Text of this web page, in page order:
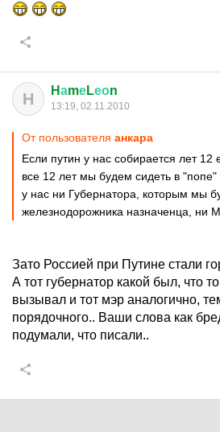
H HаmеLеоn
13:19, 02.11.2010
От пользователя анкара
Если путин у нас собирается лет 12
все 12 лет мы будем сидеть в
у нас ни Губернатора, которым мы
железнодорожника назначенца, ни
Зато Россией при Путине стали
А тот губернатор какой был, что
вызывал и тот мэр аналогично,
порядочного.. Ваши слова как
подумали, что писали..